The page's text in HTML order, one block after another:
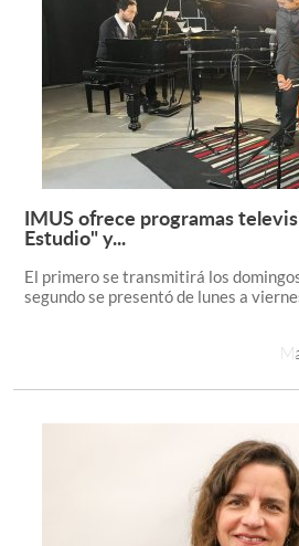
IMUS ofrece programas
Estudio" y...
El primero se transmitirá los
segundo se presentó de lunes a